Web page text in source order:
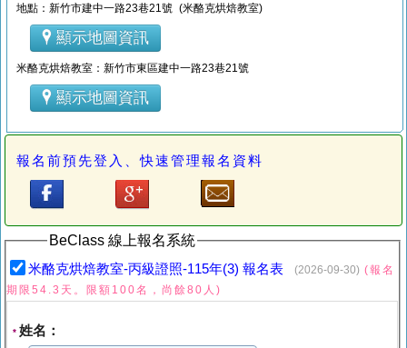
地點：新竹市建中一路23巷21號 (米酪克烘焙教室)
顯示地圖資訊
米酪克烘焙教室：新竹市東區建中一路23巷21號
顯示地圖資訊
報名前預先登入、快速管理報名資料
BeClass 線上報名系統
米酪克烘焙教室-丙級證照-115年(3) 報名表 (2026-09-30) (報名
期限54.3天。限額100名，尚餘80人)
* 姓名：